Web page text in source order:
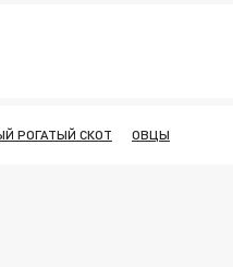
РОГАТЫЙ СКОТ ОВЦЫ